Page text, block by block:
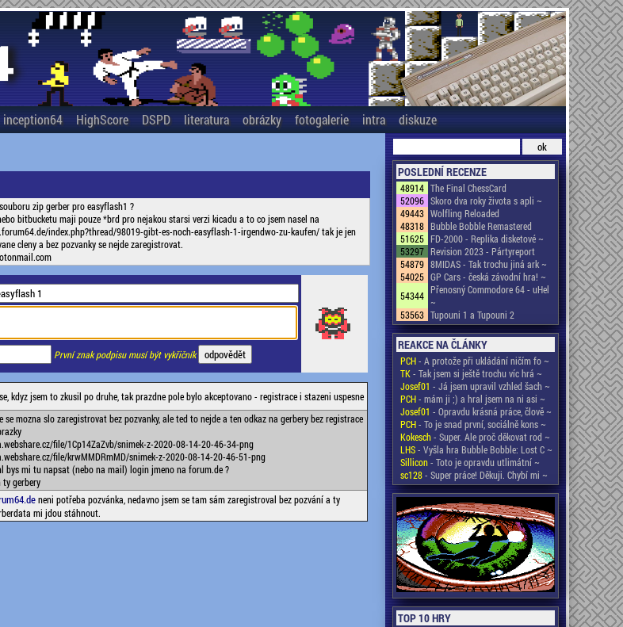
inception64 HighScore DSPD literatura obrázky fotogalerie intra diskuze
zip gerber pro easyflash1 ?
bitbucketu maji pouze *brd pro nejakou starsi verzi kicadu a to co jsem nasel na
index.php?thread/98019-gibt-es-noch-easyflash-1-irgendwo-zu-kaufen/ tak je jen
cleny a bez pozvanky se nejde zaregistrovat.
První znak podpisu musí být vykřičník
kdyz jsem to zkusil po druhe, tak prazdne pole bylo akceptovano - registrace i stazeni uspesne
se mozna slo zaregistrovat bez pozvanky, ale ted to nejde a ten odkaz na gerbery bez registrace
file/1Cp14ZaZvb/snimek-z-2020-08-14-20-46-34-png
file/krwMMDRmMD/snimek-z-2020-08-14-20-46-51-png
bys mi tu napsat (nebo na mail) login jmeno na forum.de ?
ty gerbery
neni potřeba pozvánka, nedavno jsem se tam sám zaregistroval bez pozvání a ty
mi jdou stáhnout.
POSLEDNÍ RECENZE
48914 The Final ChessCard
52096 Skoro dva roky života s apli ~
49443 Wolfling Reloaded
48318 Bubble Bobble Remastered
51625 FD-2000 - Replika disketové ~
53297 Revision 2023 - Pártyreport
54879 8MIDAS - Tak trochu jiná ark ~
54025 GP Cars - česká závodní hra! ~
54344 Přenosný Commodore 64 - uHel
~
53563 Tupouni 1 a Tupouni 2
REAKCE NA ČLÁNKY
PCH- A protože při ukládání ničím fo ~
TK- Tak jsem si ještě trochu víc hrá ~
Josef01 - Já jsem upravil vzhled šach ~
PCH- mám ji ;) a hral jsem na ni asi ~
Josef01 - Opravdu krásná práce, člově ~
PCH- To je snad první, sociálně kons ~
Kokesch- Super. Ale proč děkovat rod ~
LHS- Vyšla hra Bubble Bobble: Lost C ~
Sillicon- Toto je opravdu utlimátní ~
sc128- Super práce! Děkuji. Chybí mi ~
TOP 10 HRY